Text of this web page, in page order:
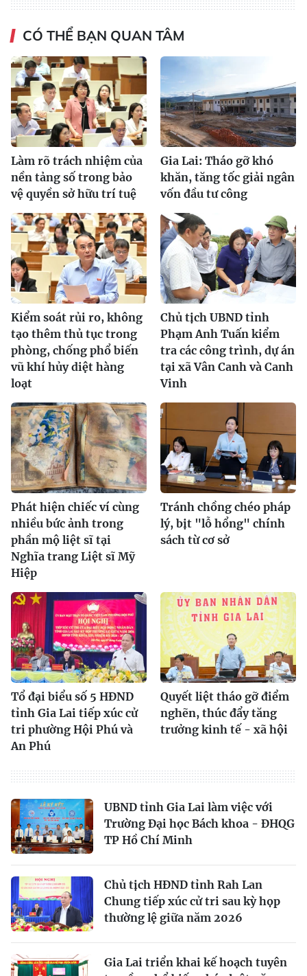
CÓ THỂ BẠN QUAN TÂM
Làm rõ trách nhiệm của
nền tảng số trong bảo
vệ quyền sở hữu trí tuệ
Gia Lai: Tháo gỡ khó
khăn, tăng tốc giải ngân
vốn đầu tư công
Kiểm soát rủi ro, không
tạo thêm thủ tục trong
phòng, chống phổ biến
vũ khí hủy diệt hàng
loạt
Chủ tịch UBND tỉnh
Phạm Anh Tuấn kiểm
tra các công trình, dự án
tại xã Vân Canh và Canh
Vinh
Phát hiện chiếc ví cùng
nhiều bức ảnh trong
phần mộ liệt sĩ tại
Nghĩa trang Liệt sĩ Mỹ
Hiệp
Tránh chồng chéo pháp
lý, bịt "lỗ hổng" chính
sách từ cơ sở
Tổ đại biểu số 5 HĐND
tỉnh Gia Lai tiếp xúc cử
tri phường Hội Phú và
An Phú
Quyết liệt tháo gỡ điểm
nghẽn, thúc đẩy tăng
trưởng kinh tế - xã hội
UBND tỉnh Gia Lai làm việc với
Trường Đại học Bách khoa - ĐHQG
TP Hồ Chí Minh
Chủ tịch HĐND tỉnh Rah Lan
Chung tiếp xúc cử tri sau kỳ họp
thường lệ giữa năm 2026
Gia Lai triển khai kế hoạch tuyên